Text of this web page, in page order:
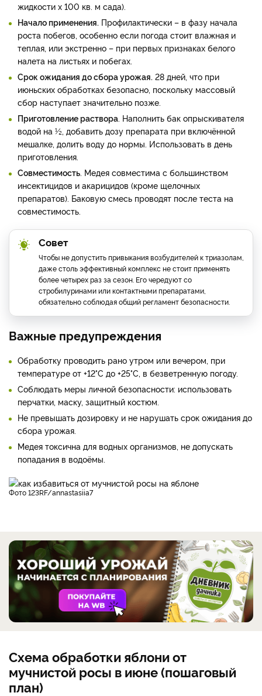
жидкости х 100 кв. м сада).
Начало применения. Профилактически – в фазу начала
роста побегов, особенно если погода стоит влажная и
теплая, или экстренно – при первых признаках белого
налета на листьях и побегах.
Срок ожидания до сбора урожая. 28 дней, что при
июньских обработках безопасно, поскольку массовый
сбор наступает значительно позже.
Приготовление раствора. Наполнить бак опрыскивателя
водой на ½, добавить дозу препарата при включённой
мешалке, долить воду до нормы. Использовать в день
приготовления.
Совместимость. Медея совместима с большинством
инсектицидов и акарицидов (кроме щелочных
препаратов). Баковую смесь проводят после теста на
совместимость.
Совет
Чтобы не допустить привыкания возбудителей к триазолам,
даже столь эффективный комплекс не стоит применять
более четырех раз за сезон. Его чередуют со
стробилуринами или контактными препаратами,
обязательно соблюдая общий регламент безопасности.
Важные предупреждения
Обработку проводить рано утром или вечером, при
температуре от +12°C до +25°C, в безветренную погоду.
Соблюдать меры личной безопасности: использовать
перчатки, маску, защитный костюм.
Не превышать дозировку и не нарушать срок ожидания до
сбора урожая.
Медея токсична для водных организмов, не допускать
попадания в водоёмы.
фото 123RF/annastasiia7
Схема обработки яблони от
мучнистой росы в июне (пошаговый
план)